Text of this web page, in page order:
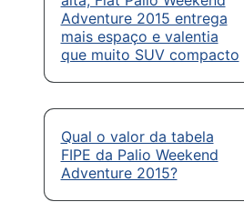
Adventure 2015 entrega
mais espaço e valentia
que muito SUV compacto
Qual o valor da tabela
FIPE da Palio Weekend
Adventure 2015?